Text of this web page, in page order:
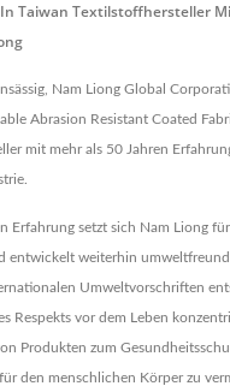
Taiwan Textilstoffhersteller
Nam Liong Global
Abrasion Resistant Coated
mit mehr als 50 Jahren
Erfahrung setzt sich Nam Liong
entwickelt weiterhin
Umweltvorschriften
Respekts vor dem Leben
Produkten zum
den menschlichen Körper zu